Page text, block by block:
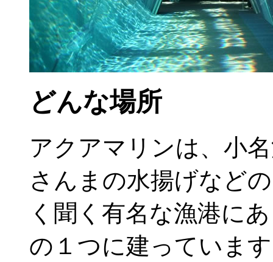
どんな場所
アクアマリンは、小
さんまの水揚げなど
く聞く有名な漁港に
の１つに建っていま